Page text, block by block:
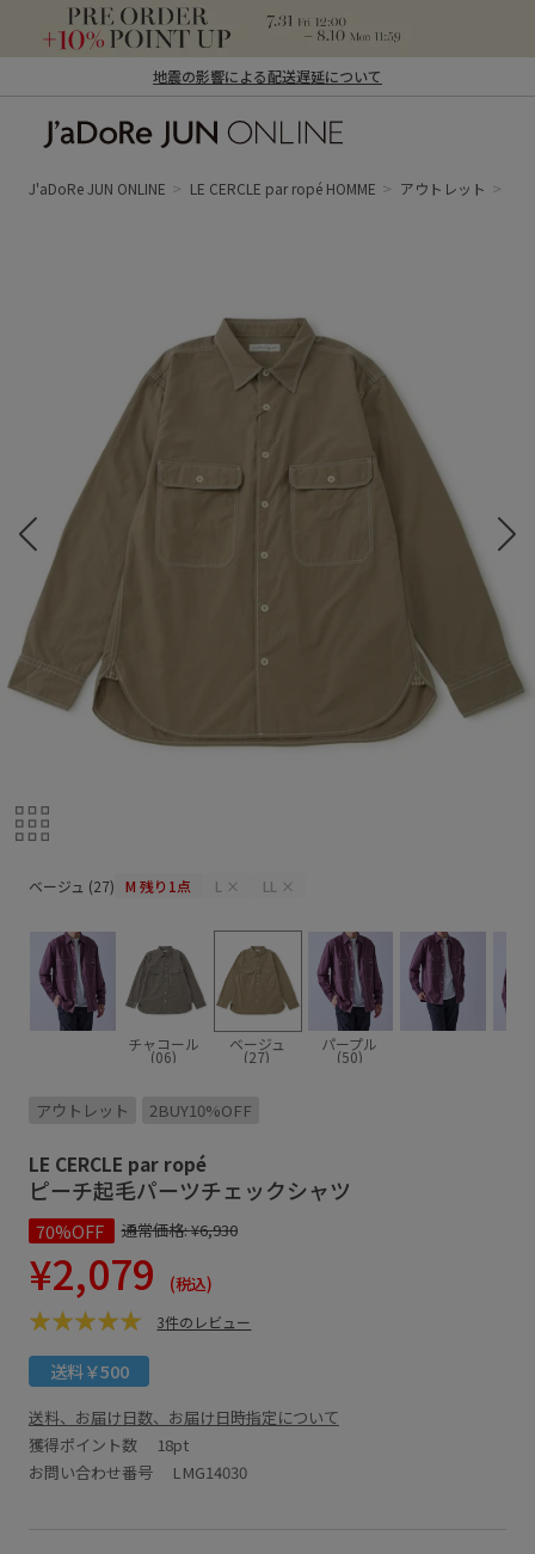
地震の影響による配送遅延について
ン オンライン）
J'aDoRe JUN ONLINE LE CERCLE par ropé HOMME アウトレット
ベージュ (27) M残り1点 L × LL ×
チャコール
(06)
ベージュ
(27)
パープル
(50)
アウトレット 2BUY10%OFF
LE CERCLE par ropé
ピーチ起毛パーツチェックシャツ
70%OFF 通常価格:¥6,930
¥2,079 (税込)
3件のレビュー
送料￥500
送料、お届け日数、お届け日時指定について
獲得ポイント数 18pt
お問い合わせ番号 LMG14030